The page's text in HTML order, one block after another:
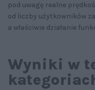
pod uwagę realne
od liczby użytkowników
a właściwie działanie
Wyniki w